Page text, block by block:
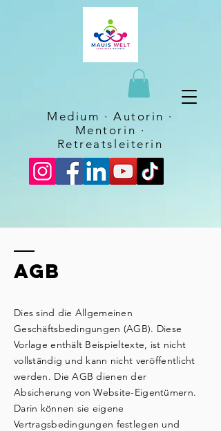
Medium · Autorin ·
Mentorin ·
Retreatsleiterin
AGB
Dies sind die Allgemeinen
Geschäftsbedingungen (AGB). Diese
Vorlage enthält Beispieltexte, ist nicht
vollständig und kann nicht veröffentlicht
werden. Die AGB dienen der
Absicherung von Website-Eigentümern.
Darin können sie eigene
Vertragsbedingungen festlegen und